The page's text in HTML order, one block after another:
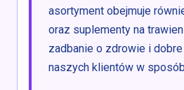
asortyment obejmuje
oraz suplementy na
zadbanie o zdrowie i
naszych klientów w